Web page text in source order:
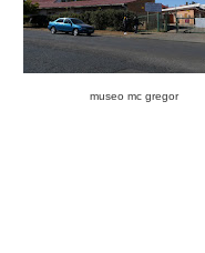
museo mc gregor